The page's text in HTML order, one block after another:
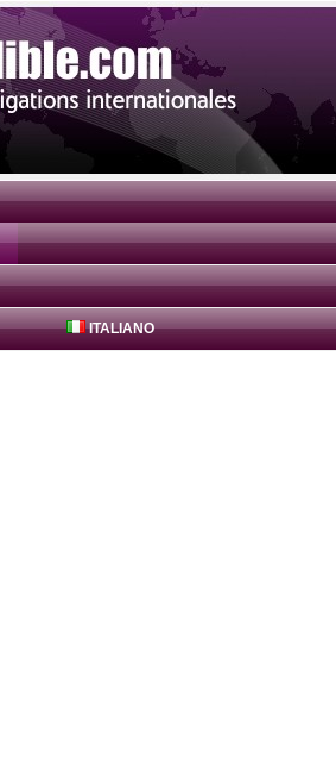
ITALIANO
Mac Bonds 1% (